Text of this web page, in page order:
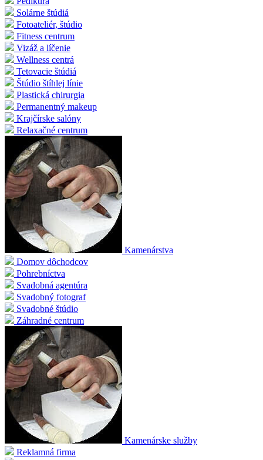
Solárne štúdiá
Fotoateliér, štúdio
Fitness centrum
Vizáž a líčenie
Wellness centrá
Tetovacie štúdiá
Štúdio štíhlej línie
Plastická chirurgia
Permanentný makeup
Krajčírske salóny
Relaxačné centrum
Kamenárstva
Domov dôchodcov
Pohrebníctva
Svadobná agentúra
Svadobný fotograf
Svadobné štúdio
Záhradné centrum
Kamenárske služby
Reklamná firma